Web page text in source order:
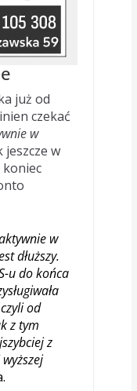
już od
czekać
w
jeszcze w
w
dłuższy.
u do końca
od
z tym
z